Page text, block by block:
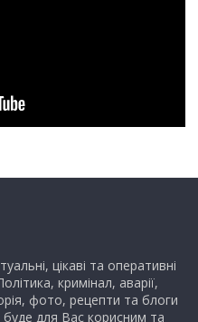
цікаві та оперативні
кримінал, аварії,
фото, рецепти та блоги
для Вас корисним та